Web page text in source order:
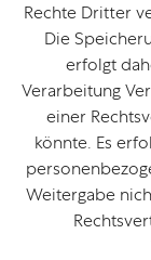
Rechte Dritter
Die
erfolgt
Verarbeitung
einer
könnte. Es
Weitergabe